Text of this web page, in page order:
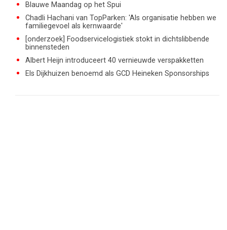
Blauwe Maandag op het Spui
Chadli Hachani van TopParken: 'Als organisatie hebben we
familiegevoel als kernwaarde'
[onderzoek] Foodservicelogistiek stokt in dichtslibbende
binnensteden
Albert Heijn introduceert 40 vernieuwde verspakketten
Els Dijkhuizen benoemd als GCD Heineken Sponsorships